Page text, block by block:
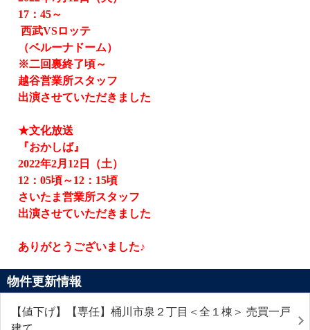
17 ：45～
西武VSロッテ
（ベルーナドーム）
※二回裏終了頃～
越谷営業所スタッフ
出演させていただきました
★文化放送
『おかしば』
2022年2月 12 日（土）
12 ：05頃～12 ： 15頃
さいたま営業所スタッフ
出演させていただきました
ありがとうございました♪
物件更新情報
【値下げ】【専任】桶川市泉２丁目＜全１棟＞ 売買一戸